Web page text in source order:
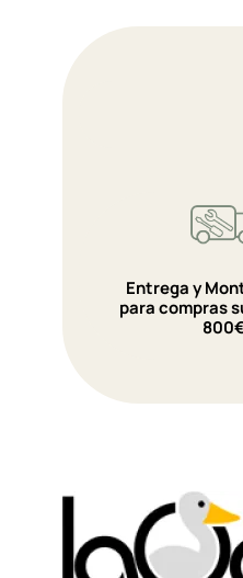
Entrega y
para compras